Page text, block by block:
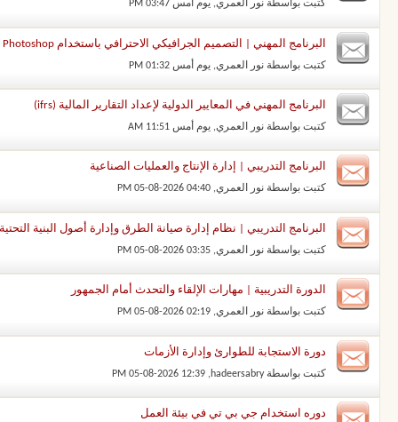
كتبت بواسطة نور العمري‏, يوم أمس 03:47 PM
البرنامج المهني | التصميم الجرافيكي الاحترافي باستخدام Adobe Photoshop وAdobe Illustrator
كتبت بواسطة نور العمري‏, يوم أمس 01:32 PM
البرنامج المهني في المعايير الدولية لإعداد التقارير المالية (ifrs)
كتبت بواسطة نور العمري‏, يوم أمس 11:51 AM
البرنامج التدريبي | إدارة الإنتاج والعمليات الصناعية
كتبت بواسطة نور العمري‏, 05-08-2026 04:40 PM
البرنامج التدريبي | نظام إدارة صيانة الطرق وإدارة أصول البنية التحتية
كتبت بواسطة نور العمري‏, 05-08-2026 03:35 PM
الدورة التدريبية | مهارات الإلقاء والتحدث أمام الجمهور
كتبت بواسطة نور العمري‏, 05-08-2026 02:19 PM
دورة الاستجابة للطوارئ وإدارة الأزمات
كتبت بواسطةhadeersabry
‏, 05-08-2026 12:39 PM
دوره استخدام جي بي تي في بيئة العمل